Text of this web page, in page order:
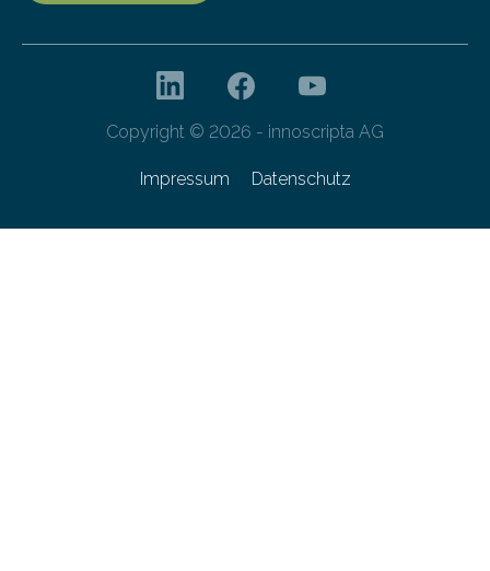
Copyright © 2026 - innoscripta AG
Impressum Datenschutz